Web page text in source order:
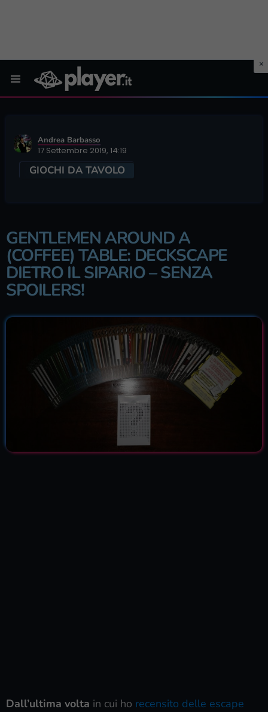
Andrea Barbasso
17 Settembre 2019, 14:19
GIOCHI DA TAVOLO
GENTLEMEN AROUND A
(COFFEE) TABLE: DECKSCAPE
DIETRO IL SIPARIO – SENZA
SPOILERS!
Dall’ultima volta in cui ho recensito delle escape